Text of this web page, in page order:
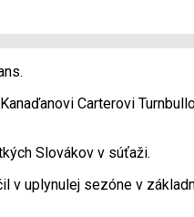
Carterovi
Slovákov v súťaži.
uplynulej sezóne v